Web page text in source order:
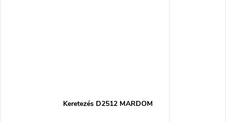
Keretezés D2512 MARDOM